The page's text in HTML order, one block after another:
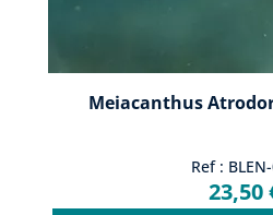
Meiacanthus
Ref :
23,50